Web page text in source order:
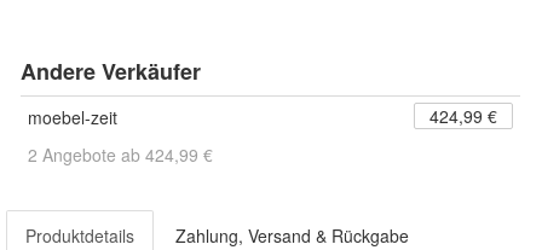
Andere Verkäufer
moebel-zeit
424,99 €
2 Angebote ab 424,99 €
Produktdetails Zahlung, Versand & Rückgabe